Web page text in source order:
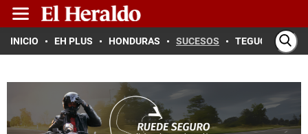
INICIO EH PLUS HONDURAS SUCESOS TEGUCIGALPA